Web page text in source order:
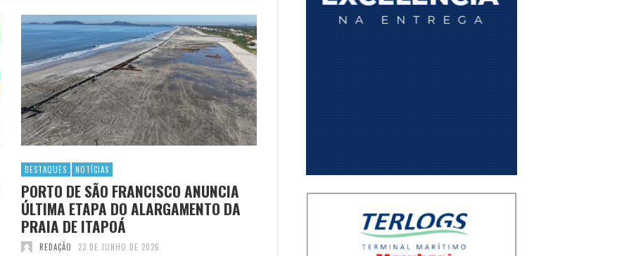
DESTAQUES NOTÍCIAS
PORTO DE SÃO FRANCISCO ANUNCIA
ÚLTIMA ETAPA DO ALARGAMENTO DA
PRAIA DE ITAPOÁ
REDAÇÃO 23 DE JUNHO DE 2026